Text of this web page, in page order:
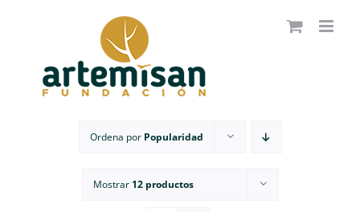
Ordena por Popularidad
Mostrar 12 productos